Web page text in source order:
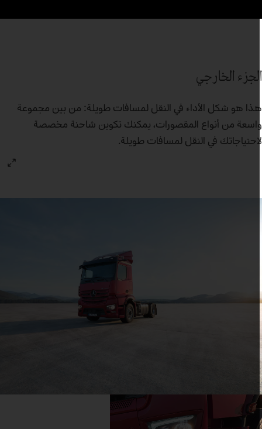
الخارجي
هو شكل الأداء في النقل لمسافات طويلة: من بين مجموعة
من أنواع المقصورات، يمكنك تكوين شاحنة مخصصة
في النقل لمسافات طويلة.